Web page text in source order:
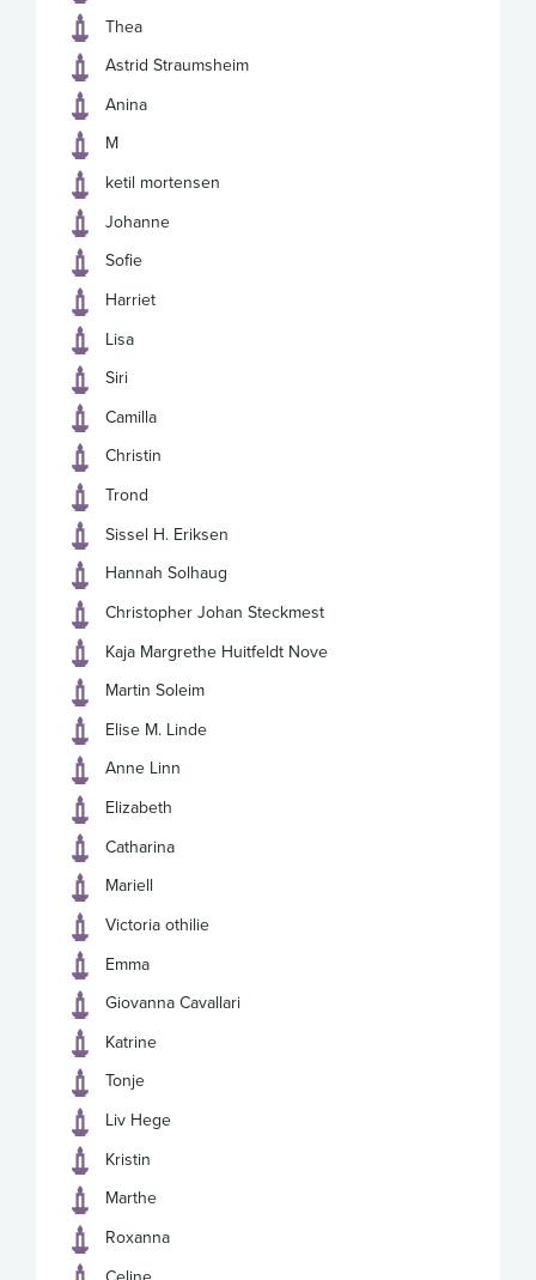
Thea
Astrid Straumsheim
Anina
M
ketil mortensen
Johanne
Sofie
Harriet
Lisa
Siri
Camilla
Christin
Trond
Sissel H. Eriksen
Hannah Solhaug
Christopher Johan Steckmest
Kaja Margrethe Huitfeldt Nove
Martin Soleim
Elise M. Linde
Anne Linn
Elizabeth
Catharina
Mariell
Victoria othilie
Emma
Giovanna Cavallari
Katrine
Tonje
Liv Hege
Kristin
Marthe
Roxanna